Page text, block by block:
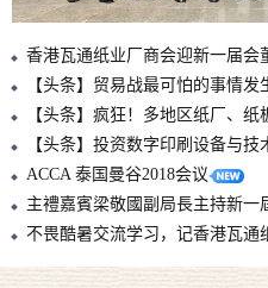
ACCA 泰国曼谷2018会议